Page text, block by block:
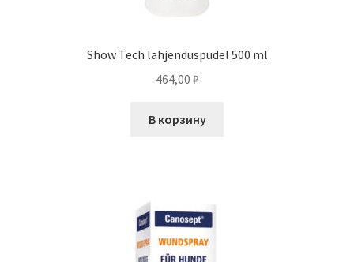
Show Tech lahjenduspudel 500 ml
464,00 ₽
В корзину